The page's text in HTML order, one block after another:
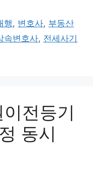
행 , 변호사, 부동산
속변호사, 전세사기
전등기
동시